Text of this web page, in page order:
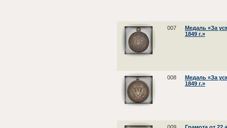
007
Медаль «За
1849 г.»
008
Медаль «За
1849 г.»